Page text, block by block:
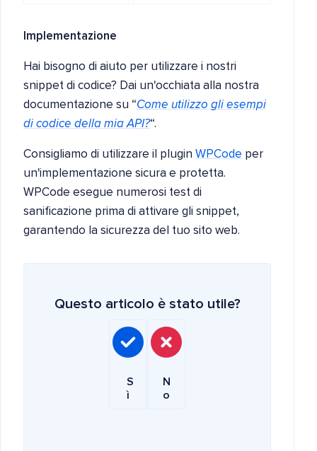
Implementazione
Hai bisogno di aiuto per utilizzare i nostri
snippet di codice? Dai un'occhiata alla nostra
documentazione su “Come utilizzo gli esempi
di codice della mia API?“.
Consigliamo di utilizzare il plugin WPCode per
un'implementazione sicura e protetta.
WPCode esegue numerosi test di
sanificazione prima di attivare gli snippet,
garantendo la sicurezza del tuo sito web.
Questo articolo è stato utile?
S
ì
N
o